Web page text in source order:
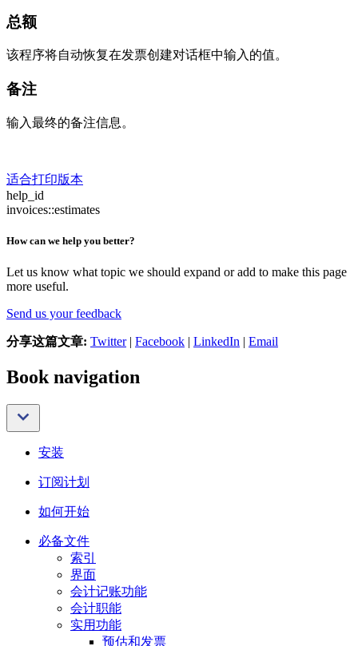
总额
该程序将自动恢复在发票创建对话框中输入的值。
备注
输入最终的备注信息。
适合打印版本
help_id
invoices::estimates
How can we help you better?
Let us know what topic we should expand or add to make this page
more useful.
Send us your feedback
分享这篇文章: Twitter| Facebook | LinkedIn | Email
Book navigation
安装
订阅计划
如何开始
必备文件
索引
界面
会计记账功能
会计职能
实用功能
预估和发票